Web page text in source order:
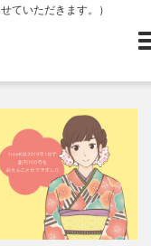
ていただきます。）